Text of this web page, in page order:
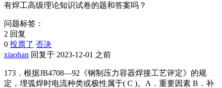
有焊工高级理论知识试卷的题和答案吗？
问题标签：
2 回复
0 投票了 否决
xiaohan 回复于 2023-12-01 之前
173．根据JB4708—92《钢制压力容器焊接工艺评定》的规
定，埋弧焊时电流种类或极性属于( C )。A．重要因素 B．补